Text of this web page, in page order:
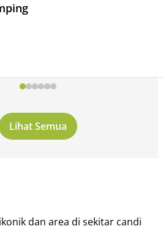
Lihat Semua
dan area di sekitar candi